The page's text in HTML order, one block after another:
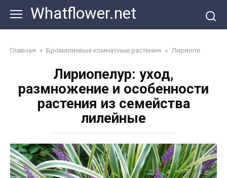
Перейти
контенту
Whatflower.net
Главная » Бромелиевые комнатные растения » Лириопе
Лириопелур: уход,
размножение и особенности
растения из семейства
лилейные